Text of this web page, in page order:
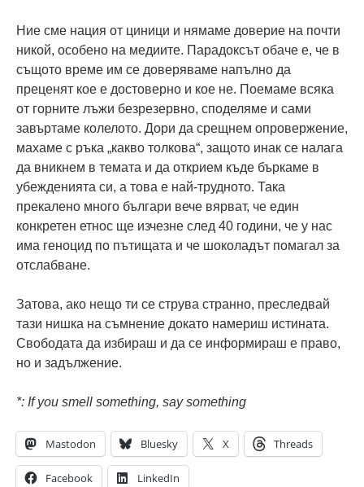
Ние сме нация от циници и нямаме доверие на почти
никой, особено на медиите. Парадоксът обаче е, че в
същото време им се доверяваме напълно да
преценят кое е достоверно и кое не. Поемаме всяка
от горните лъжи безрезервно, споделяме и сами
завъртаме колелото. Дори да срещнем опровержение,
махаме с ръка „какво толкова“, защото инак се налага
да вникнем в темата и да открием къде бъркаме в
убежденията си, а това е най-трудното. Така
прекалено много българи вече вярват, че един
конкретен етнос ще изчезне след 40 години, че у нас
има геноцид по пътищата и че шоколадът помагал за
отслабване.
Затова, ако нещо ти се струва странно, преследвай
тази нишка на съмнение докато намериш истината.
Свободата да избираш и да се информираш е право,
но и задължение.
*: If you smell something, say something
Mastodon Bluesky X Threads
Facebook LinkedIn